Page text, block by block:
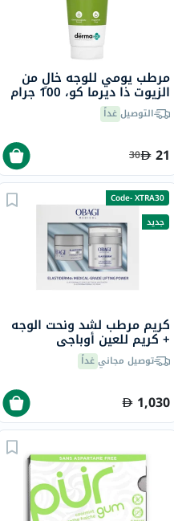
مرطب يومي للوجه خالٍ من
الزيوت ذا ديرما كو، 100 جرام
التوصيلغداً
21
30
Code- XTRA30
جديد
كريم مرطب لشد ونحت الوجه
+ كريم للعين أوباجي
إيلاستيديرم
توصيل مجانيغداً
1,030